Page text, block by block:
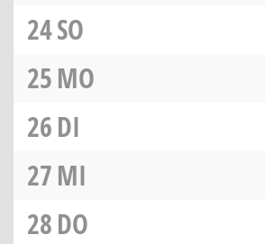
24SO
25MO
26DI
27MI
28DO